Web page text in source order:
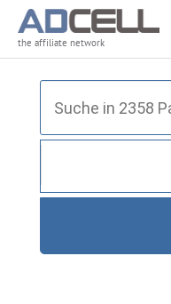
the affiliate network